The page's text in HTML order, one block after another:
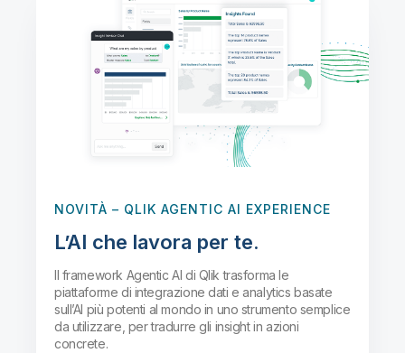
NOVITÀ – QLIK AGENTIC AI EXPERIENCE
L’AI che lavora per te.
Il framework Agentic AI di Qlik trasforma le
piattaforme di integrazione dati e analytics basate
sull’AI più potenti al mondo in uno strumento semplice
da utilizzare, per tradurre gli insight in azioni
concrete.